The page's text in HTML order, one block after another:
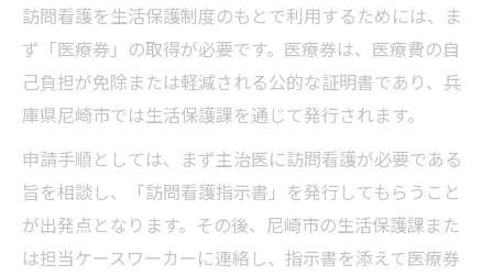
訪問看護を生活保護制度のもとで利用するためには、ま
ず「医療券」の取得が必要です。医療券は、医療費の自
己負担が免除または軽減される公的な証明書であり、兵
庫県尼崎市では生活保護課を通じて発行されます。
申請手順としては、まず主治医に訪問看護が必要である
旨を相談し、「訪問看護指示書」を発行してもらうこと
が出発点となります。その後、尼崎市の生活保護課また
は担当ケースワーカーに連絡し、指示書を添えて医療券